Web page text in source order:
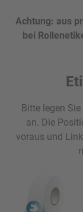
Achtung: aus
bei
Bitte legen
an. Die
voraus und